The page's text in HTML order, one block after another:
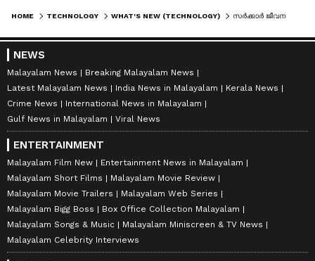
HOME TECHNOLOGY WHAT'S NEW (TECHNOLOGY) സര്‍ക്കാര്‍ ജീവനക്കാര്‍ വാട്ട്സ്ആപ്പും ടെലഗ്രാമും ഉപയോഗിക്കരുതെന്ന് കേന്ദ്ര സര്‍ക്കാര്‍
NEWS
Malayalam News
Breaking Malayalam News
Latest Malayalam News
India News in Malayalam
Kerala News
Crime News
International News in Malayalam
Gulf News in Malayalam
Viral News
ENTERTAINMENT
Malayalam Film New
Entertainment News in Malayalam
Malayalam Short Films
Malayalam Movie Review
Malayalam Movie Trailers
Malayalam Web Series
Malayalam Bigg Boss
Box Office Collection Malayalam
Malayalam Songs & Music
Malayalam Miniscreen & TV News
Malayalam Celebrity Interviews